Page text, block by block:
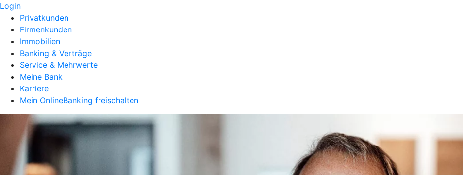
Login
Privatkunden
Firmenkunden
Immobilien
Banking & Verträge
Service & Mehrwerte
Meine Bank
Karriere
Mein OnlineBanking freischalten